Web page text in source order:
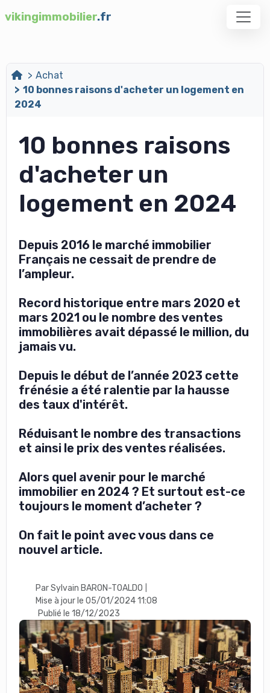
vikingimmobilier.fr
Achat
10 bonnes raisons d'acheter un logement en
2024
10 bonnes raisons
d'acheter un
logement en 2024
Depuis 2016 le marché immobilier
Français ne cessait de prendre de
l’ampleur.
Record historique entre mars 2020 et
mars 2021 ou le nombre des ventes
immobilières avait dépassé le million, du
jamais vu.
Depuis le début de l’année 2023 cette
frénésie a été ralentie par la hausse
des taux d'intérêt.
Réduisant le nombre des transactions
et ainsi le prix des ventes réalisées.
Alors quel avenir pour le marché
immobilier en 2024 ? Et surtout est-ce
toujours le moment d’acheter ?
On fait le point avec vous dans ce
nouvel article.
Par Sylvain BARON-TOALDO
Mise à jour le 05/01/2024 11:08
Publié le 18/12/2023